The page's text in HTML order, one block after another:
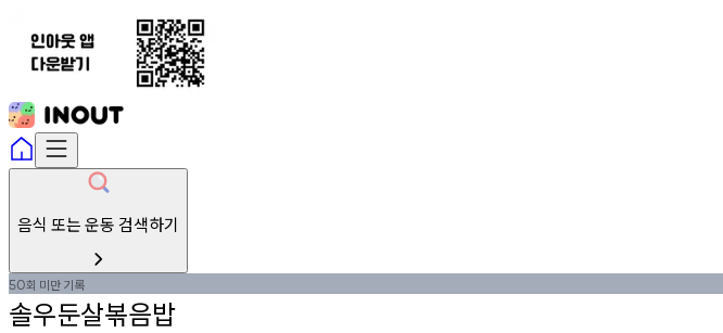
음식 또는 운동 검색하기
50회 미만기록
솔우둔살볶음밥